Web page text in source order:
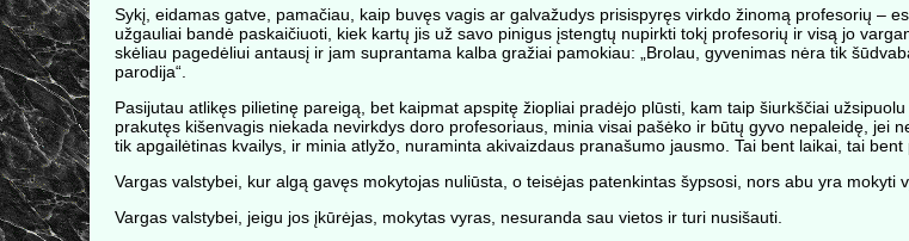
Sykį, eidamas gatve, pamačiau, kaip buvęs vagis ar galvažudys prisispyręs virkdo žinomą profesorių –
užgauliai bandė paskaičiuoti, kiek kartų jis už savo pinigus įstengtų nupirkti tokį profesorių ir visą jo
skėliau pagedėliui antausį ir jam suprantama kalba gražiai pamokiau: „Brolau, gyvenimas nėra tik
parodija“.
Pasijutau atlikęs pilietinę pareigą, bet kaipmat apspitę žiopliai pradėjo plūsti, kam taip šiurkščiai
prakutęs kišenvagis niekada nevirkdys doro profesoriaus, minia visai pašėko ir būtų gyvo nepaleidę, jei
tik apgailėtinas kvailys, ir minia atlyžo, nuraminta akivaizdaus pranašumo jausmo. Tai bent laikai, tai bent
Vargas valstybei, kur algą gavęs mokytojas nuliūsta, o teisėjas patenkintas šypsosi, nors abu yra mokyti
Vargas valstybei, jeigu jos įkūrėjas, mokytas vyras, nesuranda sau vietos ir turi nusišauti.